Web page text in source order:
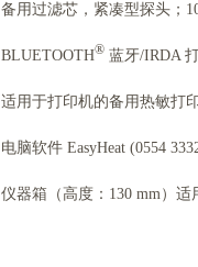
备用过滤芯，紧凑型探头；
BLUETOOTH® 蓝牙/IRDA
适用于打印机的备用热敏打
电脑软件 EasyHeat (0554
仪器箱（高度：130 mm）适